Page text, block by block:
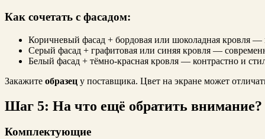
Как сочетать с фасадом:
Коричневый фасад + бордовая или шоколадная кровля —
Серый фасад + графитовая или синяя кровля —
Белый фасад + тёмно-красная кровля — контрастно и
Закажите образец у поставщика. Цвет на экране может
Шаг 5: На что ещё обратить внимание?
Комплектующие